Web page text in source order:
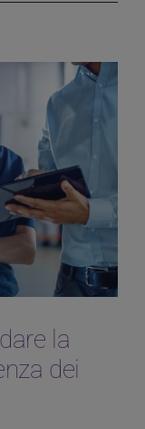
la
dei